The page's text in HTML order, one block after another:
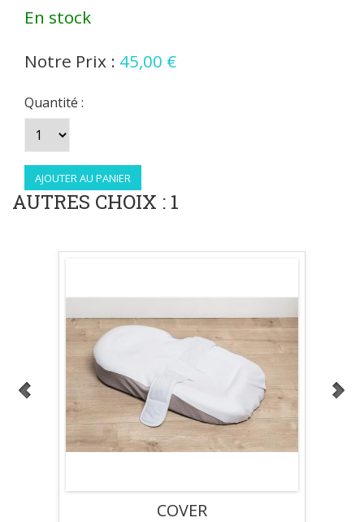
En stock
Notre Prix : 45,00 €
Quantité :
AUTRES CHOIX : 1
COVER